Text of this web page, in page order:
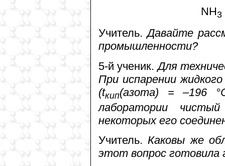
NН3
Учитель.Давайте
промышленности?
5-й ученик.Для
При испарении
(tкип(азота) = –196
лаборатории
некоторых его
Учитель. Каковы же
этот вопрос готовила